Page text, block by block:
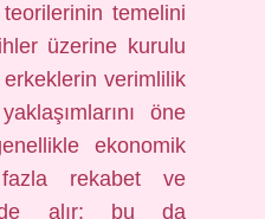
temelini
üzerine kurulu
verimlilik
öne
ekonomik
fazla rekabet ve
alır; bu da